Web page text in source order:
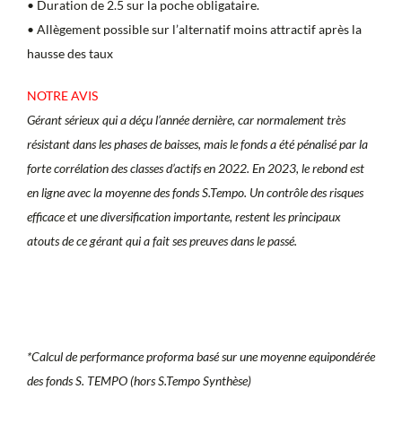
• Duration de 2.5 sur la poche obligataire.
• Allègement possible sur l’alternatif moins attractif après la
hausse des taux
NOTRE AVIS
Gérant sérieux qui a déçu l’année dernière, car normalement très
résistant dans les phases de baisses, mais le fonds a été pénalisé par la
forte corrélation des classes d’actifs en 2022. En 2023, le rebond est
en ligne avec la moyenne des fonds S.Tempo. Un contrôle des risques
efficace et une diversification importante, restent les principaux
atouts de ce gérant qui a fait ses preuves dans le passé.
*Calcul de performance proforma basé sur une moyenne equipondérée
des fonds S. TEMPO (hors S.Tempo Synthèse)